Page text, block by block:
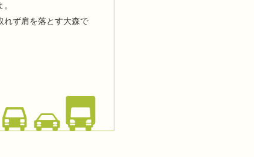
れず肩を落とす大森で